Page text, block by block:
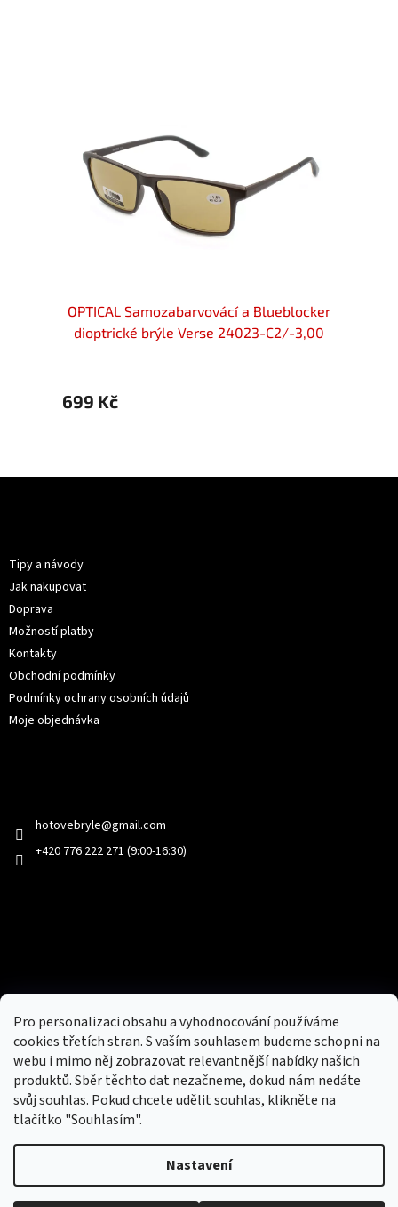
Pro personalizaci obsahu a vyhodnocování používáme
cookies třetích stran. S vaším souhlasem budeme schopni na
webu i mimo něj zobrazovat relevantnější nabídky našich
produktů. Sběr těchto dat nezačneme, dokud nám nedáte
svůj souhlas. Pokud chcete udělit souhlas, klikněte na
tlačítko "Souhlasím".
Nastavení
OPTICAL Samozabarvovácí a Blueblocker
dioptrické brýle Verse 24023-C2/-3,00
699 Kč
Tipy a návody
Jak nakupovat
Doprava
Možností platby
Kontakty
Obchodní podmínky
Podmínky ochrany osobních údajů
Moje objednávka
hotovebryle@gmail.com
+420 776 222 271 (9:00-16:30)
Nový obchod s batohy, cestovními zavazadly, tašky a peněženky